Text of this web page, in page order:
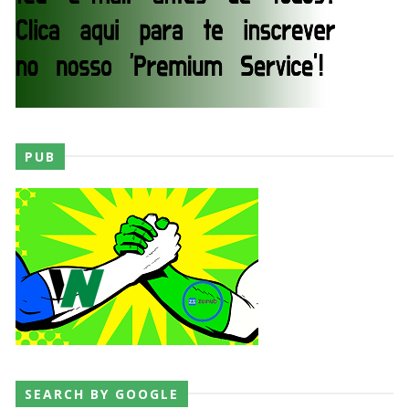
WWE: Brock Lesnar deverá estar presente na
WrestleMania 43
WWE: Netflix censura segmento entre Becky
Lynch e Liv Morgan no Raw
SCSA867-Aug 07 2026
Estreia no Main Roster à vista? WWE regista
marca "Vice City" para Lola Vice
PUB
SEARCH BY GOOGLE